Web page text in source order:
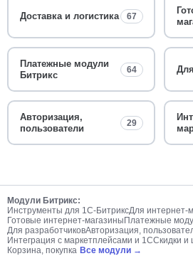
Доставка и логистика 67
Платежные модули
Битрикс
64
Авторизация,
пользователи
29
Модули Битрикс:
Инструменты для 1С-БитриксДля интернет-
Готовые интернет-магазины Платежные
Для разработчиковАвторизация,
Интеграция с маркетплейсами и 1ССкидки и
Корзина, покупка Все модули →